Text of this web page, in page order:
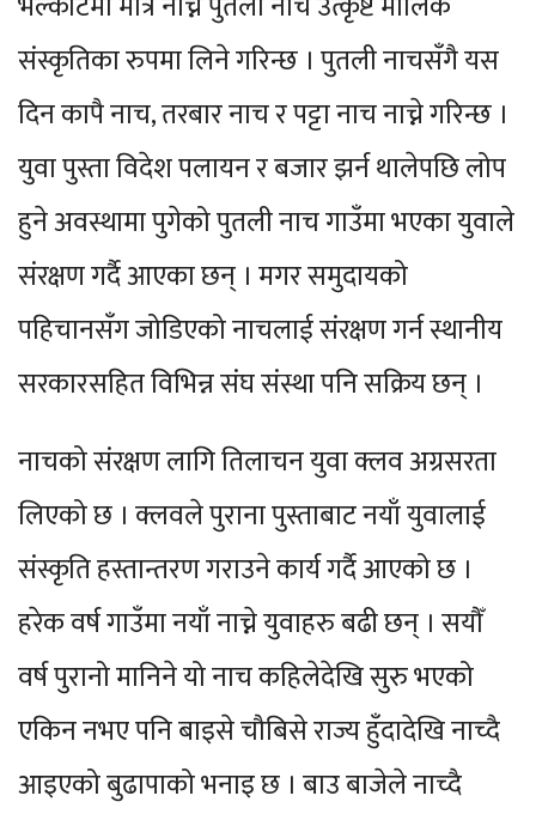
संस्कृतिका रुपमा लिने गरिन्छ । पुतली नाचसँगै यस
दिन कापै नाच, तरबार नाच र पट्टा नाच नाच्ने गरिन्छ ।
युवा पुस्ता विदेश पलायन र बजार झर्न थालेपछि लोप
हुने अवस्थामा पुगेको पुतली नाच गाउँमा भएका युवाले
संरक्षण गर्दै आएका छन् । मगर समुदायको
पहिचानसँग जोडिएको नाचलाई संरक्षण गर्न स्थानीय
सरकारसहित विभिन्न संघ संस्था पनि सक्रिय छन् ।
नाचको संरक्षण लागि तिलाचन युवा क्लव अग्रसरता
लिएको छ । क्लवले पुराना पुस्ताबाट नयाँ युवालाई
संस्कृति हस्तान्तरण गराउने कार्य गर्दै आएको छ ।
हरेक वर्ष गाउँमा नयाँ नाच्ने युवाहरु बढी छन् । सयौँ
वर्ष पुरानो मानिने यो नाच कहिलेदेखि सुरु भएको
एकिन नभए पनि बाइसे चौबिसे राज्य हुँदादेखि नाच्दै
आइएको बुढापाको भनाइ छ । बाउ बाजेले नाच्दै